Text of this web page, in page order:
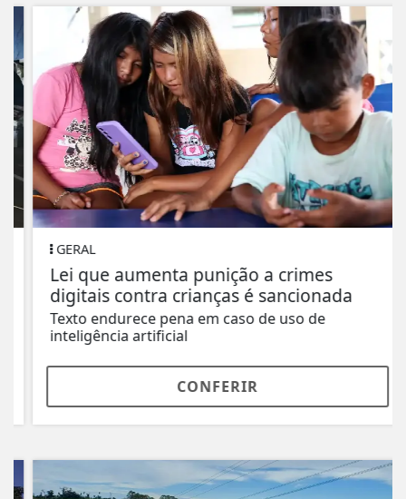
GERAL
Lei que aumenta punição a crimes
digitais contra crianças é sancionada
Texto endurece pena em caso de uso de
inteligência artificial
CONFERIR